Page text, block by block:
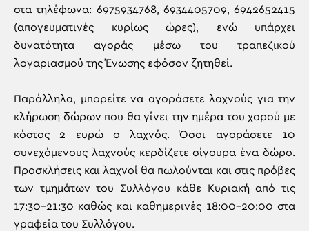
στα τηλέφωνα: 6975934768, 6934405709, 6942652415
(απογευματινές κυρίως ώρες), ενώ υπάρχει
δυνατότητα αγοράς μέσω του τραπεζικού
λογαριασμού της Ένωσης εφόσον ζητηθεί.
Παράλληλα, μπορείτε να αγοράσετε λαχνούς για την
κλήρωση δώρων που θα γίνει την ημέρα του χορού με
κόστος 2 ευρώ ο λαχνός. Όσοι αγοράσετε 10
συνεχόμενους λαχνούς κερδίζετε σίγουρα ένα δώρο.
Προσκλήσεις και λαχνοί θα πωλούνται και στις πρόβες
των τμημάτων του Συλλόγου κάθε Κυριακή από τις
17:30-21:30 καθώς και καθημερινές 18:00-20:00 στα
γραφεία του Συλλόγου.